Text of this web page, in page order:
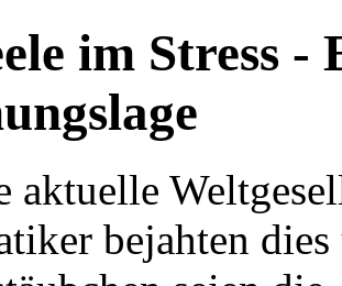
im Stress -
aktuelle
bejahten